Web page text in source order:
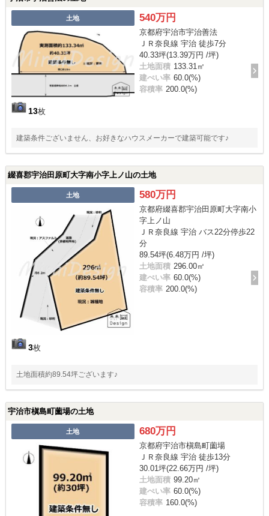
土地
13枚
540万円
京都府宇治市宇治善法
ＪＲ奈良線 宇治 徒歩7分
40.33坪(13.39万円 /坪)
土地面積 133.31㎡
建ぺい率 60.0(%)
容積率 200.0(%)
建築条件ございません、お好きなハウスメーカーで建築可能です♪
綴喜郡宇治田原町大字南小字上ノ山の土地
土地
3枚
580万円
京都府綴喜郡宇治田原町大字南小
字上ノ山
ＪＲ奈良線 宇治 バス22分停歩22
分
89.54坪(6.48万円 /坪)
土地面積 296.00㎡
建ぺい率 60.0(%)
容積率 200.0(%)
土地面積約89.54坪ございます♪
宇治市槇島町薗場の土地
土地 680万円
京都府宇治市槇島町薗場
ＪＲ奈良線 宇治 徒歩13分
30.01坪(22.66万円 /坪)
土地面積 99.20㎡
建ぺい率 60.0(%)
容積率 160.0(%)